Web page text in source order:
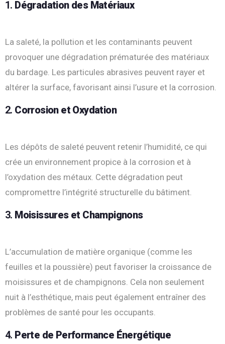
1. Dégradation des Matériaux
La saleté, la pollution et les contaminants peuvent
provoquer une dégradation prématurée des matériaux
du bardage. Les particules abrasives peuvent rayer et
altérer la surface, favorisant ainsi l’usure et la corrosion.
2. Corrosion et Oxydation
Les dépôts de saleté peuvent retenir l’humidité, ce qui
crée un environnement propice à la corrosion et à
l’oxydation des métaux. Cette dégradation peut
compromettre l’intégrité structurelle du bâtiment.
3. Moisissures et Champignons
L’accumulation de matière organique (comme les
feuilles et la poussière) peut favoriser la croissance de
moisissures et de champignons. Cela non seulement
nuit à l’esthétique, mais peut également entraîner des
problèmes de santé pour les occupants.
4. Perte de Performance Énergétique